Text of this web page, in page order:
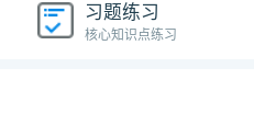
习题练习
核心知识点练习